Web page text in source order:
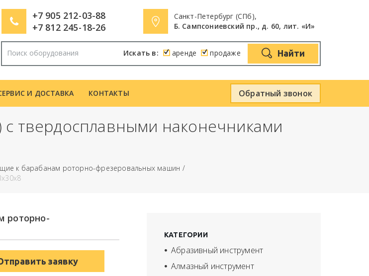
+7 905 212-03-88
+7 812 245-18-26
Санкт-Петербург (СПб),
Б. Сампсониевский пр., д. 60, лит. «И»
Искать в: аренде продаже Найти
И ДОСТАВКА КОНТАКТЫ Обратный звонок
твердосплавными наконечниками
к барабанам роторно-фрезеровальных машин
роторно-
заявку
КАТЕГОРИИ
Абразивный инструмент
Алмазный инструмент